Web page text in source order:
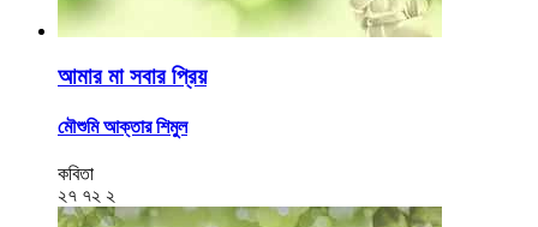
আমার মা সবার প্রিয়
মৌশুমি আক্তার শিমুল
কবিতা
২৭ ৭২ ২